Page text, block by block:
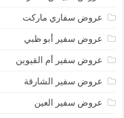
عروض سفاري ماركت
عروض سفير أبو ظبي
عروض سفير أم القيوين
عروض سفير الشارقة
عروض سفير العين